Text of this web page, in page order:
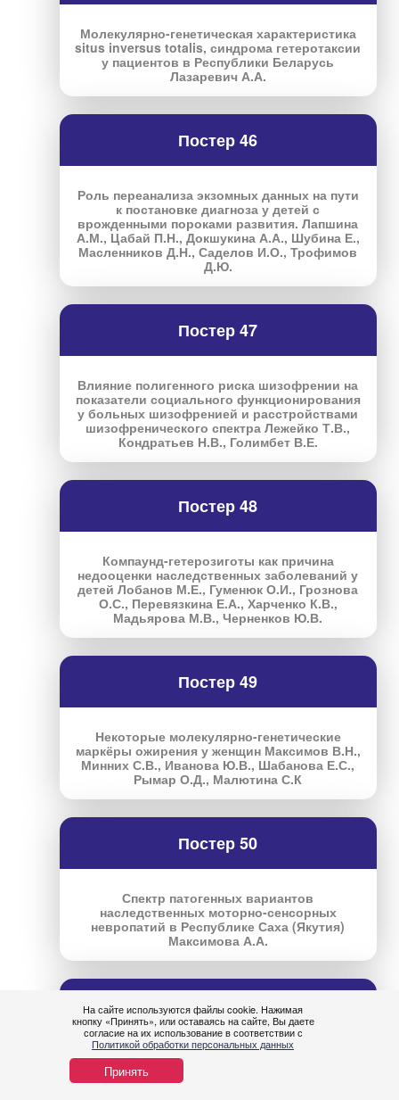
На сайте используются файлы cookie. Нажимая
кнопку «Принять», или оставаясь на сайте, Вы даете
согласие на их использование в соответствии с
Политикой обработки персональных данных
Принять
Молекулярно-генетическая характеристика
situs inversus totalis, синдрома гетеротаксии
у пациентов в Республики Беларусь
Лазаревич А.А.
Постер 46
Роль переанализа экзомных данных на пути
к постановке диагноза у детей с
врожденными пороками развития. Лапшина
А.М., Цабай П.Н., Докшукина А.А., Шубина Е.,
Масленников Д.Н., Саделов И.О., Трофимов
Д.Ю.
Постер 47
Влияние полигенного риска шизофрении на
показатели социального функционирования
у больных шизофренией и расстройствами
шизофренического спектра Лежейко Т.В.,
Кондратьев Н.В., Голимбет В.Е.
Постер 48
Компаунд-гетерозиготы как причина
недооценки наследственных заболеваний у
детей Лобанов М.Е., Гуменюк О.И., Грознова
О.С., Перевязкина Е.А., Харченко К.В.,
Мадьярова М.В., Черненков Ю.В.
Постер 49
Некоторые молекулярно-генетические
маркёры ожирения у женщин Максимов В.Н.,
Минних С.В., Иванова Ю.В., Шабанова Е.С.,
Рымар О.Д., Малютина С.К
Постер 50
Спектр патогенных вариантов
наследственных моторно-сенсорных
невропатий в Республике Саха (Якутия)
Максимова А.А.
Постер 51
Риск вертикального переноса генетических
конструкций в половые клетки: разработка и
апробация метода для ооцитов Маликова